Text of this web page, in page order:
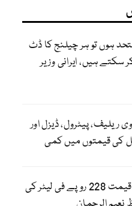
ہوں تو ہر چیلنج کا ڈٹ
سکتے ہیں، ایرانی وزیر
ریلیف، پیٹرول، ڈیزل اور
کی قیمتوں میں کمی
پیٹرول کی قیمت 228 روپے فی لیٹر کی